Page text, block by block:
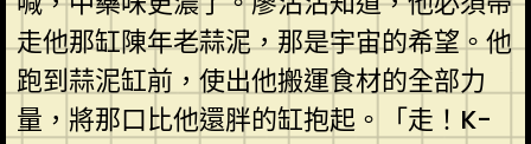
走他那缸陳年老蒜泥，那是宇宙的希望。他
跑到蒜泥缸前，使出他搬運食材的全部力
量，將那口比他還胖的缸抱起。「走！K-